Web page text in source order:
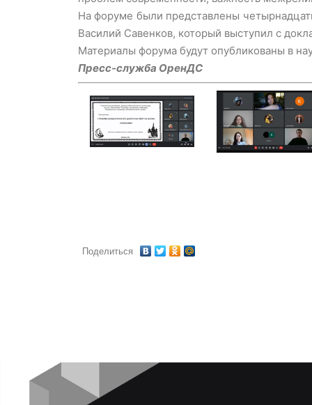
На форуме были представлены
Василий Савенков, который выступил с
Материалы форума будут опубликованы в
Пресс-служба ОренДС
Поделиться